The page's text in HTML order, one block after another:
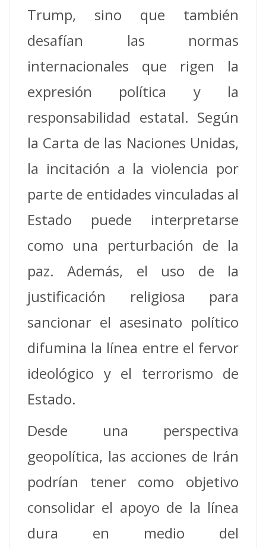
Trump, sino que también
desafían las normas
internacionales que rigen la
expresión política y la
responsabilidad estatal. Según
la Carta de las Naciones Unidas,
la incitación a la violencia por
parte de entidades vinculadas al
Estado puede interpretarse
como una perturbación de la
paz. Además, el uso de la
justificación religiosa para
sancionar el asesinato político
difumina la línea entre el fervor
ideológico y el terrorismo de
Estado.
Desde una perspectiva
geopolítica, las acciones de Irán
podrían tener como objetivo
consolidar el apoyo de la línea
dura en medio del